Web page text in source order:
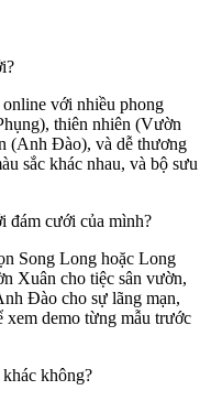
với nhiều phong
thiên nhiên (Vườn
(Anh Đào), và dễ thương
sắc khác nhau, và bộ sưu
đám cưới của mình?
Song Long hoặc Long
Xuân cho tiệc sân vườn,
Đào cho sự lãng mạn,
demo từng mẫu trước
không?